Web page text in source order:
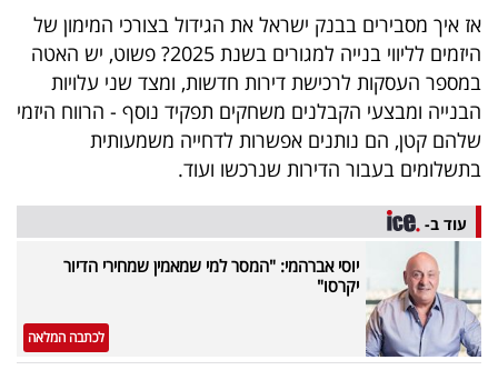
אז איך מסבירים בבנק ישראל את הגידול בצורכי המימון של
היזמים לליווי בנייה למגורים בשנת 2025? פשוט, יש האטה
במספר העסקות לרכישת דירות חדשות, ומצד שני עלויות
הבנייה ומבצעי הקבלנים משחקים תפקיד נוסף - הרווח היזמי
שלהם קטן, הם נותנים אפשרות לדחייה משמעותית
בתשלומים בעבור הדירות שנרכשו ועוד.
עוד ב-
יוסי אברהמי: "המסר למי שמאמין שמחירי הדיור
יקרסו"
לכתבה המלאה